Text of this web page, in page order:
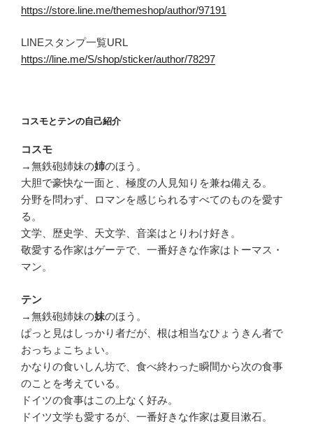
https://store.line.me/themeshop/author/97191
LINEスタンプ一覧URL
https://line.me/S/shop/sticker/author/78297
コスモとテンの自己紹介
コスモ
→無鉄砲姉妹の姉のほう。
大胆で豪快な一面と、極度の人見知りを兼ね備える。
分野を問わず、ロマンを感じられるすべてのものを愛す
る。
文学、歴史学、天文学、音楽はとりわけ好き。
敬愛する作家はゲーテで、一番好きな作家はトーマス・
マン。
テン
→無鉄砲姉妹の妹のほう。
ぱっと見はしっかり者だが、根は相当なひょうきん者で
おっちょこちょい。
かなりの食いしん坊で、食べ終わった瞬間から次の食事
のことを考えている。
ドイツの食事はこの上なく好み。
ドイツ文学も愛するが、一番好きな作家は夏目漱石。